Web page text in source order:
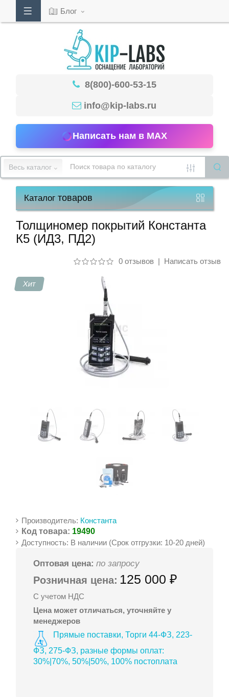
53-
15
работы
Блог
8(800)-600-53-15
info@kip-labs.ru
Написать нам в MAX
Весь каталог
Каталогтоваров
Толщиномер покрытий Константа
К5 (ИД3, ПД2)
0 отзывов| Написать отзыв
Хит
Производитель: Константа
Код товара: 19490
Доступность: В наличии (Срок отгрузки: 10-20 дней)
Оптовая цена: по запросу
Розничная цена: 125 000 ₽
С учетом НДС
Цена может отличаться, уточняйте у
менеджеров
Прямые поставки, Торги 44-ФЗ, 223-
ФЗ, 275-ФЗ, разные формы оплат:
30%|70%, 50%|50%, 100% постоплата